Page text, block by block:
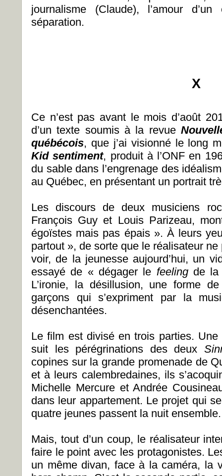
journalisme (Claude), l’amour
séparation.
X
Ce n’est pas avant le mois d’août
d’un texte soumis à la revue
québécois, que j’ai visionné le long
Kid sentiment, produit à l’ONF en
du sable dans l’engrenage des
au Québec, en présentant un portrait
Les discours de deux musiciens
François Guy et Louis Parizeau,
égoïstes mais pas épais ». À leurs
partout », de sorte que le réalisateur
voir, de la jeunesse aujourd’hui, un
essayé de « dégager le feeling de la
L’ironie, la désillusion, une forme
garçons qui s’expriment par la
désenchantées.
Le film est divisé en trois parties. Une
suit les pérégrinations des deux
copines sur la grande promenade de
et à leurs calembredaines, ils
Michelle Mercure et Andrée
dans leur appartement. Le projet qui
quatre jeunes passent la nuit ensemble.
Mais, tout d’un coup, le réalisateur
faire le point avec les protagonistes.
un même divan, face à la caméra, la